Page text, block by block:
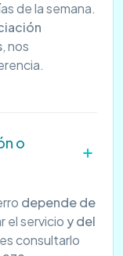
de la semana.
, nos
o
depende de
el servicio y del
consultarlo